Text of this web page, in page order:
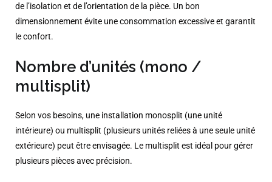
de l’isolation et de l’orientation de la pièce. Un bon
dimensionnement évite une consommation excessive et garantit
le confort.
Nombre d’unités (mono /
multisplit)
Selon vos besoins, une installation monosplit (une unité
intérieure) ou multisplit (plusieurs unités reliées à une seule unité
extérieure) peut être envisagée. Le multisplit est idéal pour gérer
plusieurs pièces avec précision.